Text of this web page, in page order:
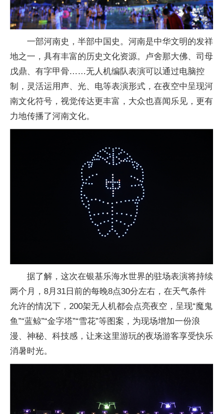
一部河南史，半部中国史。河南是中华文明的发祥
地之一，具有丰富的历史文化资源。卢舍那大佛、司母
戊鼎、有字甲骨……无人机编队表演可以通过电脑控
制，灵活运用声、光、电等表演形式，在夜空中呈现河
南文化符号，视觉传达更丰富，大众也喜闻乐见，更有
力地传播了河南文化。
据了解，这次在银基乐海水世界的驻场表演将持续
两个月，8月31日前的每晚8点30分左右，在天气条件
允许的情况下，200架无人机都会点亮夜空，呈现“魔鬼
鱼”“蓝鲸”“金字塔”“雪花”等图案，为现场增加一份浪
漫、神秘、科技感，让来这里游玩的夜场游客享受快乐
消暑时光。